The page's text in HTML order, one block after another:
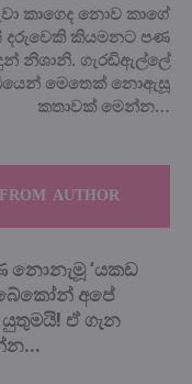
කාගෙද නොව කාගේ
දරුවෙකි කියමනට පණ
නිශානි. ගැරඬිඇල්ලේ
මෙතෙක් නොඇසූ
කතාවක් මෙන්න…
AUTHOR
නොනැමූ ‘යකඩ
අපේ
ඒ ගැන